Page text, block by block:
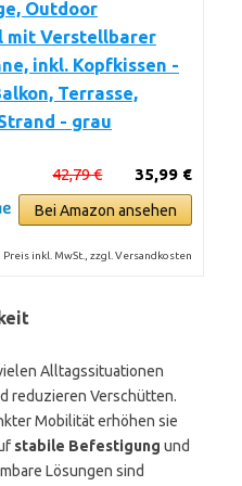
Outdoor
mit Verstellbarer
inkl. Kopfkissen -
Terrasse,
- grau
35,99 €
42,79 €
Bei Amazon ansehen
Preis inkl. MwSt., zzgl. Versandkosten
Alltagssituationen
reduzieren Verschütten.
Mobilität erhöhen sie
stabile Befestigung und
Lösungen sind